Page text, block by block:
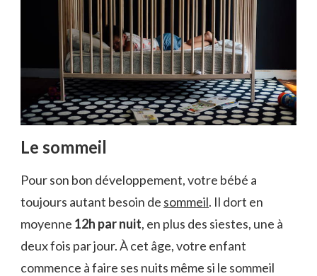
Le sommeil
Pour son bon développement, votre bébé a
toujours autant besoin de sommeil. Il dort en
moyenne 12h par nuit, en plus des siestes, une à
deux fois par jour. À cet âge, votre enfant
commence à faire ses nuits même si le sommeil